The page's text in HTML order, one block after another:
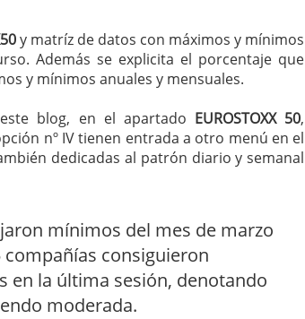
Prosiguen a la baja desde el 13/mayo
mayo 24, 2013
Aún con recorrido a la baja para
y matríz de datos con máximos y mínimos
Además se explicita el porcentaje que
y mínimos anuales y mensuales.
blog, en el apartado EUROSTOXX 50,
nº IV tienen entrada a otro menú en el
dedicadas al patrón diario y semanal
mínimos del mes de marzo
compañías consiguieron
en la última sesión, denotando
moderada.